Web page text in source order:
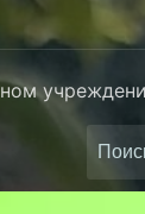
Поиск
по: